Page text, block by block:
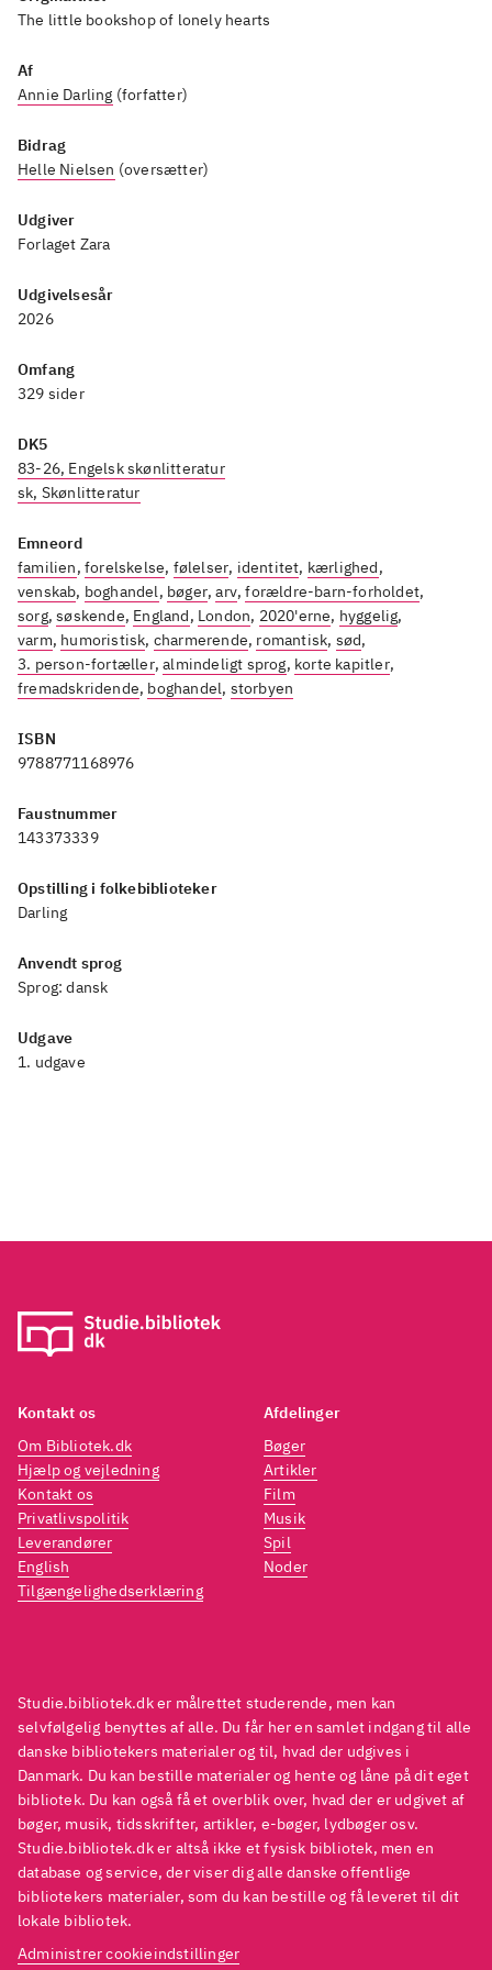
kærlighedsroman. Dialogen er
karakterer, som arbejder i
boghandlen. Plottet bliver en
smule tyndt, da meget af
konflikt, der virker forholdsvis
læsere vil dog få en god
læseoplevelse
feel good om at arve ansvaret
også anbefales.
Køb anbefales. Kig på
forfatterens anden serie og køb
ind efter den.
The little bookshop of lonely hearts
Af
Annie Darling (forfatter)
Bidrag
Helle Nielsen (oversætter)
Udgiver
Forlaget Zara
Udgivelsesår
2026
Omfang
329 sider
DK5
83-26, Engelsk skønlitteratur
sk, Skønlitteratur
Emneord
familien, forelskelse, følelser, identitet, kærlighed,
venskab, boghandel, bøger,arv,forældre-barn-forholdet,
sorg,søskende, England, London, 2020'erne, hyggelig,
varm, humoristisk, charmerende, romantisk, sød,
3. person-fortæller,almindeligt sprog, korte kapitler,
fremadskridende, boghandel, storbyen
ISBN
9788771168976
Faustnummer
143373339
Opstilling i folkebiblioteker
Darling
Anvendt sprog
Sprog: dansk
Udgave
1. udgave
Studie.bibliotek.dk er målrettet studerende, men kan
selvfølgelig benyttes af alle. Du får her en samlet indgang til alle
danske bibliotekers materialer og til, hvad der udgives i
Danmark. Du kan bestille materialer og hente og låne på dit eget
bibliotek. Du kan også få et overblik over, hvad der er udgivet af
bøger, musik, tidsskrifter, artikler, e-bøger, lydbøger osv.
Studie.bibliotek.dk er altså ikke et fysisk bibliotek, men en
database og service, der viser dig alle danske offentlige
bibliotekers materialer, som du kan bestille og få leveret til dit
lokale bibliotek.
Administrer cookieindstillinger
Kontakt os
Om Bibliotek.dk
Hjælp og vejledning
Kontakt os
Privatlivspolitik
Leverandører
English
Tilgængelighedserklæring
Afdelinger
Bøger
Artikler
Film
Musik
Spil
Noder